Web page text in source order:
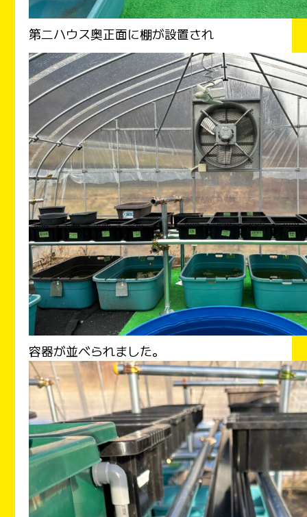
第二ハウス奥正面に棚が設置され
容器が並べられました。